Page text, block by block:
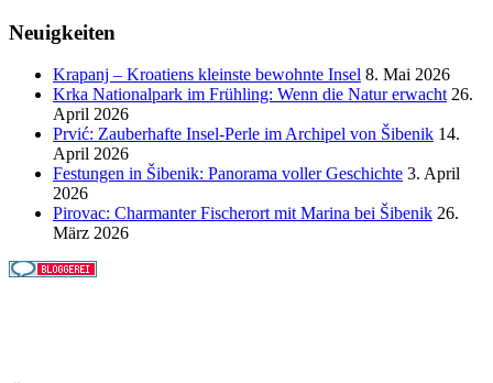
Neuigkeiten
Krapanj – Kroatiens kleinste bewohnte Insel 8. Mai 2026
Krka Nationalpark im Frühling: Wenn die Natur erwacht 26.
April 2026
Prvić: Zauberhafte Insel-Perle im Archipel von Šibenik 14.
April 2026
Festungen in Šibenik: Panorama voller Geschichte 3. April
2026
Pirovac: Charmanter Fischerort mit Marina bei Šibenik 26.
März 2026